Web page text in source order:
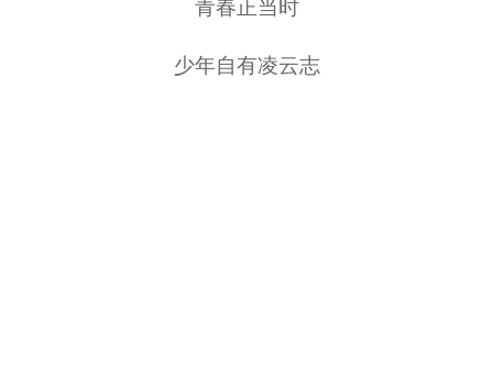
青春正当时
少年自有凌云志